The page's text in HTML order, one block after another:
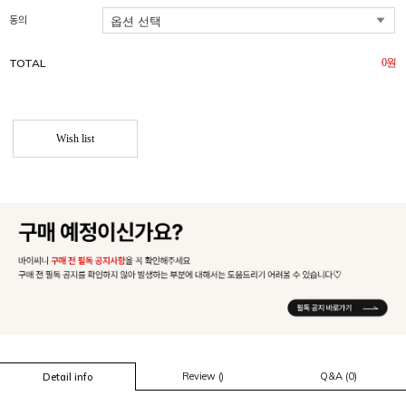
동의
TOTAL 0원
Wish list
Detail info Review () Q&A (0)